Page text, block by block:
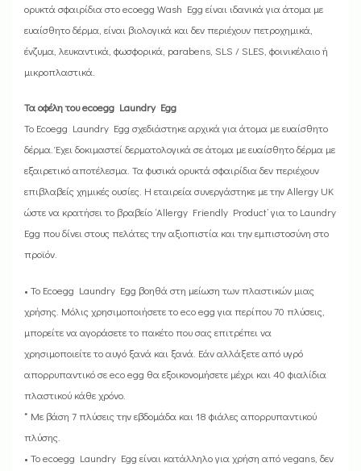
ορυκτά σφαιρίδια στο ecoegg Wash Egg είναι ιδανικά για άτομα με
ευαίσθητο δέρμα, είναι βιολογικά και δεν περιέχουν πετροχημικά,
ένζυμα, λευκαντικά, φωσφορικά, parabens, SLS / SLES, φοινικέλαιο ή
μικροπλαστικά.
Τα οφέλη του ecoegg Laundry Egg
Το Ecoegg Laundry Egg σχεδιάστηκε αρχικά για άτομα με ευαίσθητο
δέρμα. Έχει δοκιμαστεί δερματολογικά σε άτομα με ευαίσθητο δέρμα με
εξαιρετικό αποτέλεσμα. Τα φυσικά ορυκτά σφαιρίδια δεν περιέχουν
επιβλαβείς χημικές ουσίες. Η εταιρεία συνεργάστηκε με την Allergy UK
ώστε να κρατήσει το βραβείο ‘Allergy Friendly Product’ για το Laundry
Egg που δίνει στους πελάτες την αξιοπιστία και την εμπιστοσύνη στο
προϊόν.
• Το Ecoegg Laundry Egg βοηθά στη μείωση των πλαστικών μιας
χρήσης. Μόλις χρησιμοποιήσετε το eco egg για περίπου 70 πλύσεις,
μπορείτε να αγοράσετε το πακέτο που σας επιτρέπει να
χρησιμοποιείτε το αυγό ξανά και ξανά. Εάν αλλάξετε από υγρό
απορρυπαντικό σε eco egg θα εξοικονομήσετε μέχρι και 40 φιαλίδια
πλαστικού κάθε χρόνο.
* Με βάση 7 πλύσεις την εβδομάδα και 18 φιάλες απορρυπαντικού
πλύσης.
• Το ecoegg Laundry Egg είναι κατάλληλο για χρήση από vegans, δεν